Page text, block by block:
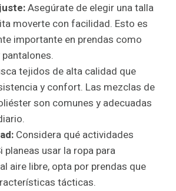
Asegúrate de elegir una talla
moverte con facilidad. Esto es
importante en prendas como
tejidos de alta calidad que
y confort. Las mezclas de
son comunes y adecuadas
Considera qué actividades
planeas usar la ropa para
aire libre, opta por prendas que
tácticas.